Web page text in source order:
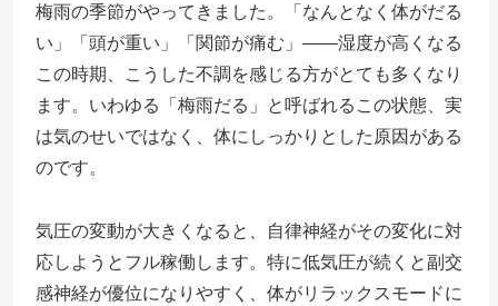
梅雨の季節がやってきました。「なんとなく体がだる
い」「頭が重い」「関節が痛む」――湿度が高くなる
この時期、こうした不調を感じる方がとても多くなり
ます。いわゆる「梅雨だる」と呼ばれるこの状態、実
は気のせいではなく、体にしっかりとした原因がある
のです。
気圧の変動が大きくなると、自律神経がその変化に対
応しようとフル稼働します。特に低気圧が続くと副交
感神経が優位になりやすく、体がリラックスモードに